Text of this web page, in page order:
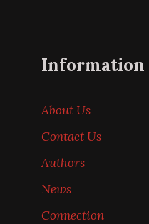
Information
About Us
Contact Us
Authors
News
Connection